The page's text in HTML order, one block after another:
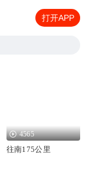
打开APP
4565
往南175公里